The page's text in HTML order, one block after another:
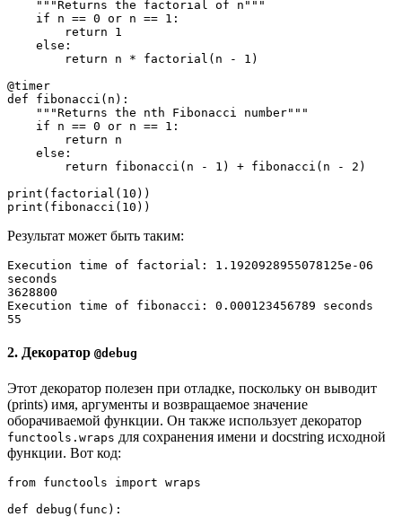
@timer
def fibonacci(n):
print(factorial(10))
print(fibonacci(10))
Результат может быть таким:
Execution time of factorial: 1.1920928955078125e-06
seconds
3628800
Execution time of fibonacci: 0.000123456789 seconds
55
2. Декоратор @debug
Этот декоратор полезен при отладке, поскольку он выводит
(prints) имя, аргументы и возвращаемое значение
оборачиваемой функции. Он также использует декоратор
functools.wraps для сохранения имени и docstring исходной
функции. Вот код:
from functools import wraps
def debug(func):